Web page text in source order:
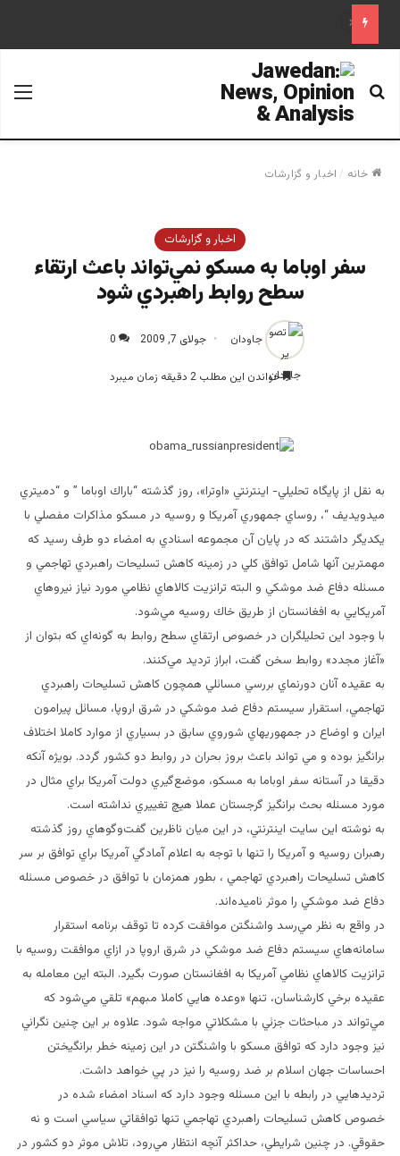
قابل توجه آقایان احمد مسعود و قیوم ملنک
جستجو برای
خانه / اخبار و گزارشات
اخبار و گزارشات
سفر اوباما به مسكو نمي‌تواند باعث ارتقاء
سطح روابط راهبردي شود
جاودان جولای 7, 2009 0
خواندن این مطلب 2 دقیقه زمان میبرد
به نقل از پايگاه تحليلي- اينترنتي «اوترا»، روز گذشته “باراك اوباما ” و “دميتري
ميدويديف “، روساي جمهوري آمريكا و روسيه در مسكو مذاكرات مفصلي با
يكديگر داشتند كه در پايان آن مجموعه اسنادي به امضاء دو طرف رسيد كه
مهمترين آنها شامل توافق كلي در زمينه كاهش تسليحات راهبردي تهاجمي و
مسئله دفاع ضد موشكي و البته ترانزيت كالاهاي نظامي مورد نياز نيروهاي
آمريكايي به افغانستان از طريق خاك روسيه مي‌شود.
با وجود اين تحليلگران در خصوص ارتقاي سطح روابط به گونه‌اي كه بتوان از
«آغاز مجدد» روابط سخن گفت، ابراز ترديد مي‌كنند.
به عقيده آنان دورنماي بررسي مسائلي همچون كاهش تسليحات راهبردي
تهاجمي، استقرار سيستم دفاع ضد موشكي در شرق اروپا، مسائل پيرامون
ايران و اوضاع در جمهوريهاي شوروي سابق در بسياري از موارد كاملا اختلاف
برانگيز بوده و مي تواند باعث بروز بحران در روابط دو كشور گردد. بويژه آنكه
دقيقا در آستانه سفر اوباما به مسكو، موضع‌گيري دولت آمريكا براي مثال در
مورد مسئله بحث برانگيز گرجستان عملا هيچ تغييري نداشته است.
به نوشته اين سايت اينترنتي، در اين ميان ناظرين گفت‌وگوهاي روز گذشته
رهبران روسيه و آمريكا را تنها با توجه به اعلام آمادگي آمريكا براي توافق بر سر
كاهش تسليحات راهبردي تهاجمي ، بطور همزمان با توافق در خصوص مسئله
دفاع ضد موشكي را موثر ناميده‌اند.
در واقع به نظر مي‌رسد واشنگتن موافقت كرده تا توقف برنامه استقرار
سامانه‌هاي سيستم دفاع ضد موشكي در شرق اروپا در ازاي موافقت روسيه با
ترانزيت كالاهاي نظامي آمريكا به افغانستان صورت بگيرد. البته اين معامله به
عقيده برخي كارشناسان، تنها «وعده هايي كاملا مبهم» تلقي مي‌شود كه
مي‌تواند در مباحثات جزئي با مشكلاتي مواجه شود. علاوه بر اين چنين نگراني
نيز وجود دارد كه توافق مسكو با واشنگتن در اين زمينه خطر برانگيختن
احساسات جهان اسلام بر ضد روسيه را نيز در پي خواهد داشت.
ترديدهايي در رابطه با اين مسئله وجود دارد كه اسناد امضاء شده در
خصوص كاهش تسليحات راهبردي تهاجمي تنها توافقاتي سياسي است و نه
حقوقي. در چنين شرايطي، حداكثر آنچه انتظار مي‌رود، تلاش موثر دو كشور در